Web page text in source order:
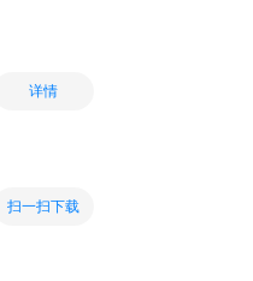
详情
扫一扫下载